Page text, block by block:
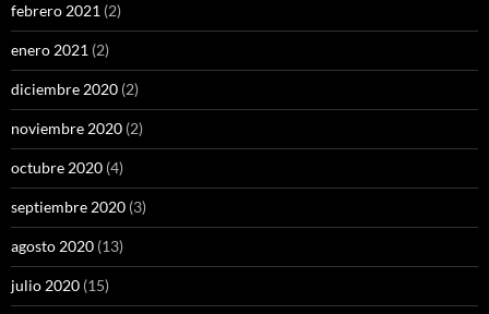
febrero 2021 (2)
enero 2021 (2)
diciembre 2020 (2)
noviembre 2020 (2)
octubre 2020 (4)
septiembre 2020 (3)
agosto 2020 (13)
julio 2020 (15)